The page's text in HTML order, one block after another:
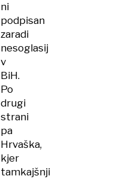
ni
podpisan
zaradi
nesoglasij
v
BiH.
Po
drugi
strani
pa
Hrvaška,
kjer
tamkajšnji